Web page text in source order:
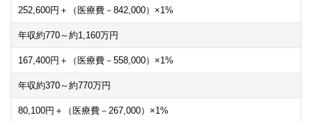
252,600円＋（医療費－ 842,000）×1%
年収約770～約1,160万円
167,400円＋（医療費－ 558,000）×1%
年収約370～約770万円
80,100円＋（医療費－ 267,000）×1%